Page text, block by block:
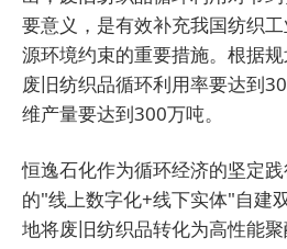
要意义，是有效补充我国纺织
源环境约束的重要措施。根据
废旧纺织品循环利用率要达到
维产量要达到300万吨。
恒逸石化作为循环经济的坚定
的"线上数字化+线下实体"自建
地将废旧纺织品转化为高性能